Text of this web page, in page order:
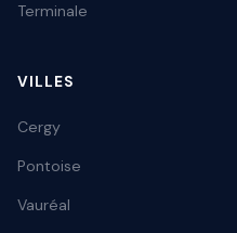
Terminale
VILLES
Cergy
Pontoise
Vauréal